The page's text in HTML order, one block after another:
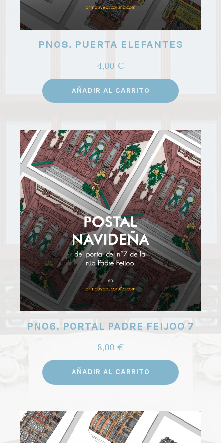
PN08. PUERTA ELEFANTES
4,00 €
AÑADIR AL CARRITO
PN06. PORTAL PADRE FEIJOO 7
8,00 €
AÑADIR AL CARRITO